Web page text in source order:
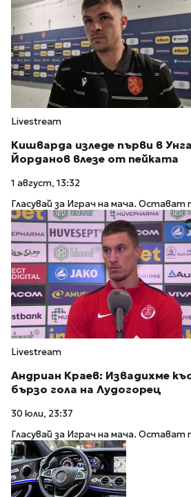
Livestream
Кишварда изледе първи в
Йорданов влезе от пейката
1 август, 13:32
Гласувай за Играч на мача. Остават
Livestream
Андриан Краев: Извадихме
бързо гола на Лудогорец
30 юли, 23:37
Гласувай за Играч на мача. Остават